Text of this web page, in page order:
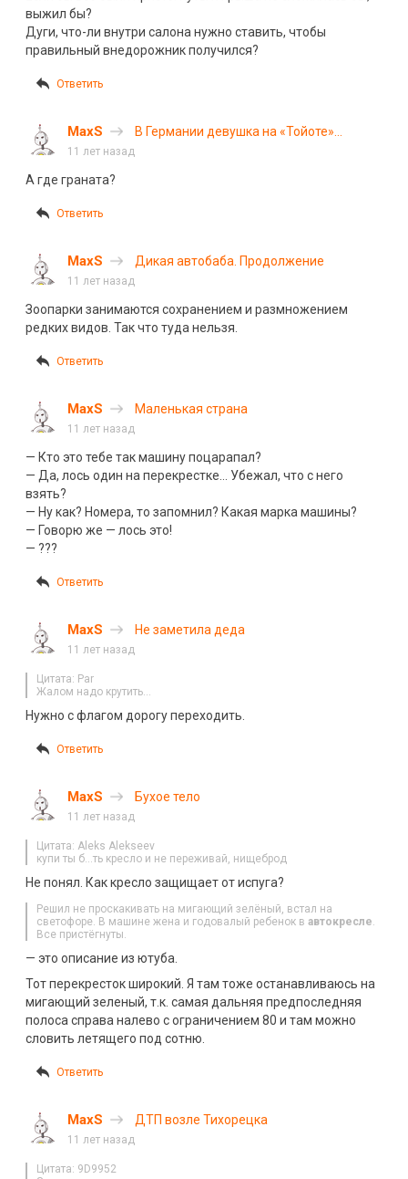
выжил бы?
Дуги, что-ли внутри салона нужно ставить, чтобы
правильный внедорожник получился?
Ответить
MaxS
В Германии девушка на «Тойоте»
11 лет назад
А где граната?
Ответить
MaxS Дикая автобаба. Продолжение
11 лет назад
Зоопарки занимаются сохранением и размножением
редких видов. Так что туда нельзя.
Ответить
MaxS Маленькая страна
11 лет назад
— Кто это тебе так машину поцарапал?
— Да, лось один на перекрестке… Убежал, что с него
взять?
— Ну как? Номера, то запомнил? Какая марка машины?
— Говорю же — лось это!
— ???
Ответить
MaxS Не заметила деда
11 лет назад
Цитата: Par
Жалом надо крутить…
Нужно с флагом дорогу переходить.
Ответить
MaxS Бухое тело
11 лет назад
Цитата: Aleks Alekseev
купи ты б…ть кресло и не переживай, нищеброд
Не понял. Как кресло защищает от испуга?
Решил не проскакивать на мигающий зелёный, встал на
светофоре. В машине жена и годовалый ребенок в автокресле.
Все пристёгнуты.
— это описание из ютуба.
Тот перекресток широкий. Я там тоже останавливаюсь на
мигающий зеленый, т.к. самая дальняя предпоследняя
полоса справа налево с ограничением 80 и там можно
словить летящего под сотню.
Ответить
MaxS ДТП возле Тихорецка
11 лет назад
Цитата: 9D9952